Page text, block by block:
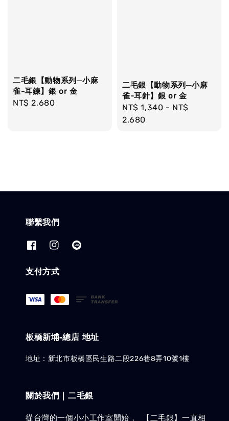
二毛銀【動物系列─小麻
雀-耳鍊】銀 or 金
Regular
NT$ 2,680
二毛銀【動物系列─小麻
雀-耳針】銀 or 金
Regular
price
NT$ 1,340 - NT$
2,680
聯繫我們
支付方式
板橋新埔-總店 地址
地址：新北市板橋區民生路二段226巷8弄10號1樓
關於我們｜二毛銀
從台灣的一個小小工作室開始， 【二毛銀】一直相